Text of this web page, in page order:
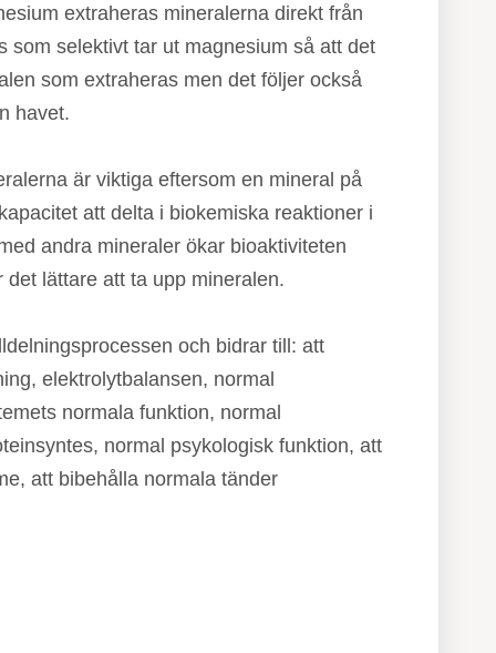
extraheras mineralerna direkt från
som selektivt tar ut magnesium så att det
som extraheras men det följer också
havet.
är viktiga eftersom en mineral på
att delta i biokemiska reaktioner i
andra mineraler ökar bioaktiviteten
lättare att ta upp mineralen.
och bidrar till: att
elektrolytbalansen, normal
normala funktion, normal
normal psykologisk funktion, att
att bibehålla normala tänder